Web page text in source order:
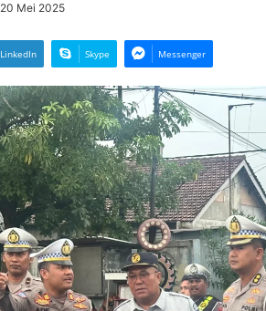
20 Mei 2025
LinkedIn Skype Messenger